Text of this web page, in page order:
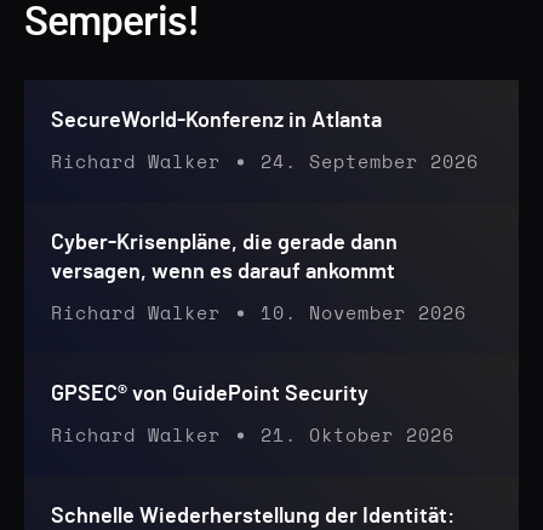
Semperis!
SecureWorld-Konferenz in Atlanta
Richard Walker 24. September 2026
Cyber-Krisenpläne, die gerade dann
versagen, wenn es darauf ankommt
Richard Walker 10. November 2026
GPSEC® von GuidePoint Security
Richard Walker 21. Oktober 2026
Schnelle Wiederherstellung der Identität: